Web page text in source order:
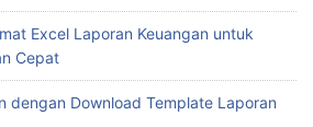
Excel Laporan Keuangan untuk
Cepat
dengan Download Template Laporan